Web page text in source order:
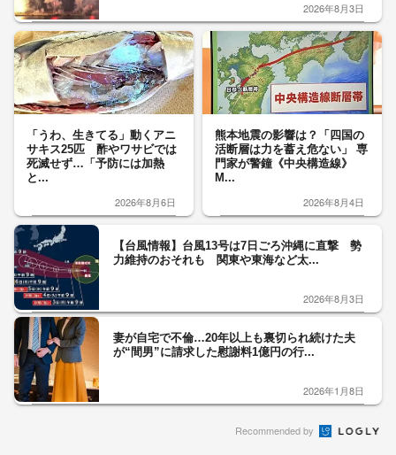
2026年8月3日
「うわ、生きてる」動くアニ
サキス25匹 酢やワサビでは
死滅せず…「予防には加熱
と...
2026年8月6日
熊本地震の影響は？「四国の
活断層は力を蓄え危ない」 専
門家が警鐘《中央構造線》
M...
2026年8月4日
【台風情報】台風13号は7日ごろ沖縄に直撃 勢
力維持のおそれも 関東や東海など太...
2026年8月3日
妻が自宅で不倫…20年以上も裏切られ続けた夫
が“間男”に請求した慰謝料1億円の行...
2026年1月8日
Recommended by